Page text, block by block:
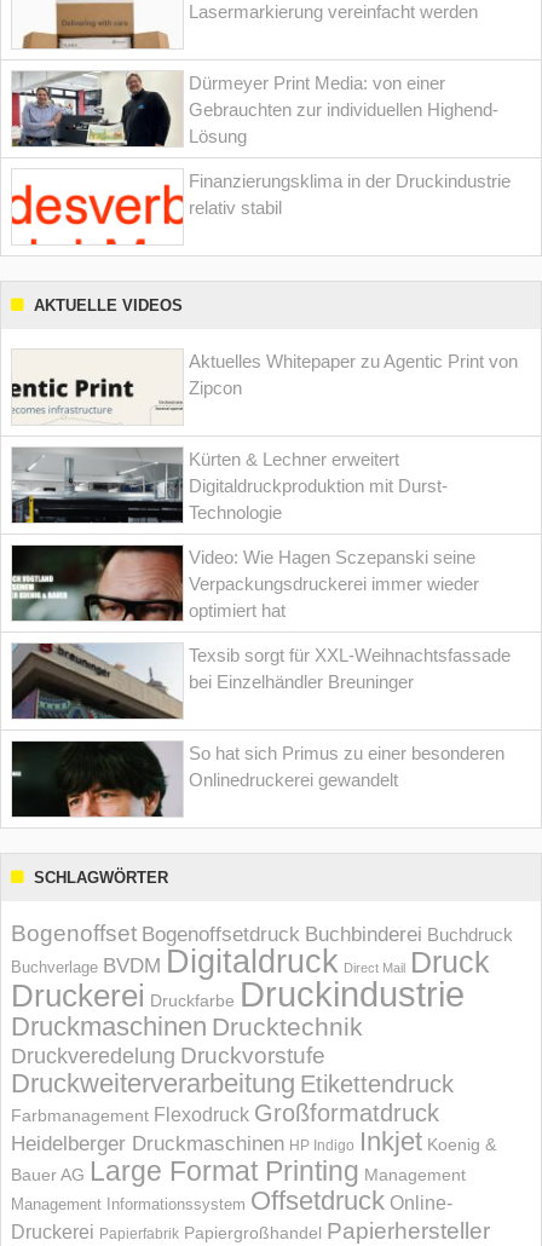
Lasermarkierung vereinfacht werden
Dürmeyer Print Media: von einer
Gebrauchten zur individuellen Highend-
Lösung
Finanzierungsklima in der Druckindustrie
relativ stabil
AKTUELLE VIDEOS
Aktuelles Whitepaper zu Agentic Print von
Zipcon
Kürten & Lechner erweitert
Digitaldruckproduktion mit Durst-
Technologie
Video: Wie Hagen Sczepanski seine
Verpackungsdruckerei immer wieder
optimiert hat
Texsib sorgt für XXL-Weihnachtsfassade
bei Einzelhändler Breuninger
So hat sich Primus zu einer besonderen
Onlinedruckerei gewandelt
SCHLAGWÖRTER
Bogenoffset Bogenoffsetdruck Buchbinderei Buchdruck
Buchverlage BVDM Digitaldruck Direct Mail Druck
Druckerei Druckfarbe Druckindustrie
Druckmaschinen Drucktechnik
Druckveredelung Druckvorstufe
Druckweiterverarbeitung Etikettendruck
Farbmanagement Flexodruck Großformatdruck
Heidelberger Druckmaschinen HP Indigo Inkjet Koenig &
Bauer AG Large Format Printing Management
Management Informations­system Offsetdruck Online-
Druckerei Papierfabrik Papiergroßhandel Papierhersteller